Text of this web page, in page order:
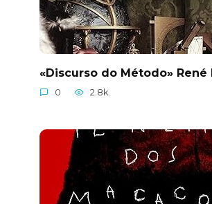
«Discurso do Método» René
0 2.8k.